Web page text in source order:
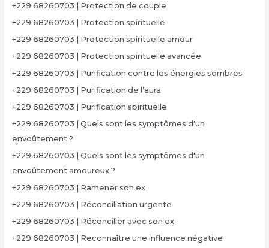
+229 68260703 | Protection de couple
+229 68260703 | Protection spirituelle
+229 68260703 | Protection spirituelle amour
+229 68260703 | Protection spirituelle avancée
+229 68260703 | Purification contre les énergies sombres
+229 68260703 | Purification de l’aura
+229 68260703 | Purification spirituelle
+229 68260703 | Quels sont les symptômes d'un
envoûtement ?
+229 68260703 | Quels sont les symptômes d'un
envoûtement amoureux ?
+229 68260703 | Ramener son ex
+229 68260703 | Réconciliation urgente
+229 68260703 | Réconcilier avec son ex
+229 68260703 | Reconnaître une influence négative